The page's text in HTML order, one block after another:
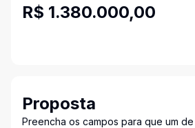
R$ 1.380.000,00
Proposta
Preencha os campos para que um